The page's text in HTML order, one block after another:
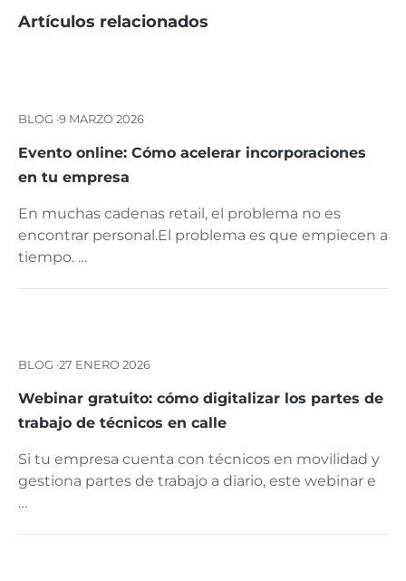
Artículos relacionados
BLOG ·9 MARZO 2026
Evento online: Cómo acelerar incorporaciones
en tu empresa
En muchas cadenas retail, el problema no es
encontrar personal.El problema es que empiecen a
tiempo. …
BLOG ·27 ENERO 2026
Webinar gratuito: cómo digitalizar los partes de
trabajo de técnicos en calle
Si tu empresa cuenta con técnicos en movilidad y
gestiona partes de trabajo a diario, este webinar e
…